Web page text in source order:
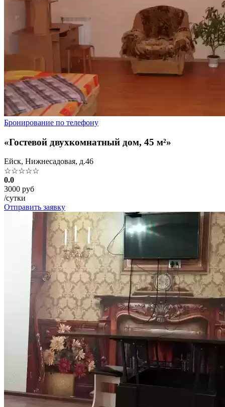
Бронирование по телефону
«Гостевой двухкомнатный дом, 45 м²»
Ейск, Нижнесадовая, д.46
☆☆☆☆☆
0.0
3000 руб
/сутки
Отправить заявку